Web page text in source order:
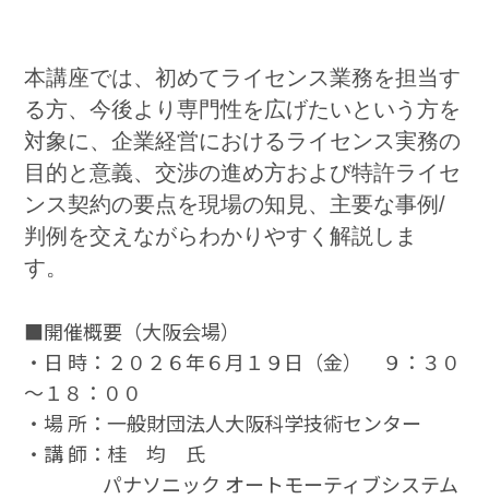
本講座では、初めてライセンス業務を担当す
る方、今後より専門性を広げたいという方を
対象に、企業経営におけるライセンス実務の
目的と意義、交渉の進め方および特許ライセ
ンス契約の要点を現場の知見、主要な事例/
判例を交えながらわかりやすく解説しま
す。
■開催概要（大阪会場）
・日 時：２０２６年６月１９日（金） ９：３０
～１８：００
・場 所：一般財団法人大阪科学技術センター
・講 師：桂 均 氏
パナソニック オートモーティブシステム